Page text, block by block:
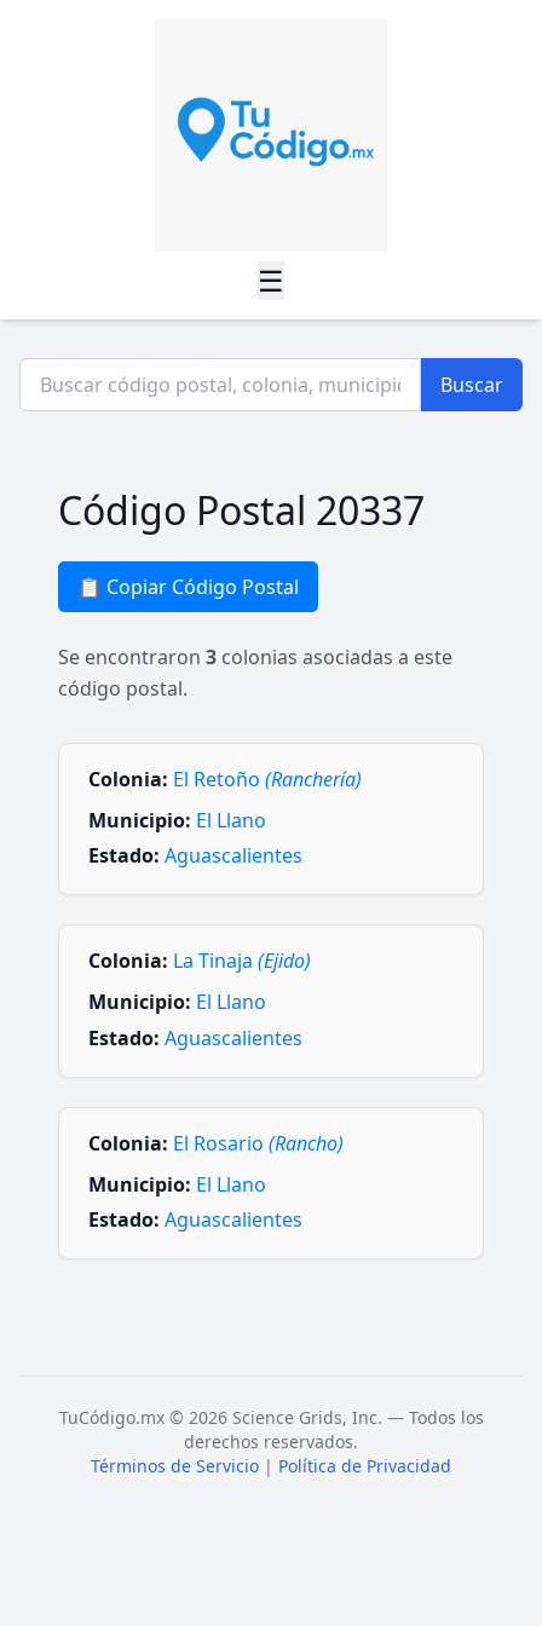
☰
Buscar
Código Postal 20337
📋 Copiar Código Postal
Se encontraron 3 colonias asociadas a este
código postal.
Colonia: El Retoño (Ranchería)
Municipio: El Llano
Estado: Aguascalientes
Colonia: La Tinaja (Ejido)
Municipio: El Llano
Estado: Aguascalientes
Colonia: El Rosario (Rancho)
Municipio: El Llano
Estado: Aguascalientes
TuCódigo.mx © 2026 Science Grids, Inc. — Todos los
derechos reservados.
Términos de Servicio | Política de Privacidad